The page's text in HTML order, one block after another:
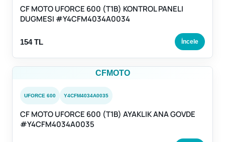
CF MOTO UFORCE 600 (T1B) KONTROL PANELI
DUGMESI #Y4CFM4034A0034
154 TL İncele
CFMOTO
UFORCE 600 Y4CFM4034A0035
CF MOTO UFORCE 600 (T1B) AYAKLIK ANA GOVDE
#Y4CFM4034A0035